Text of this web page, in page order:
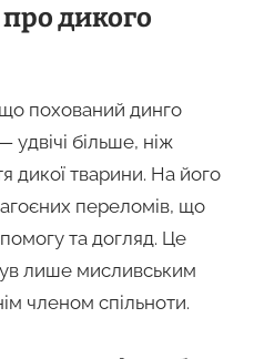
про дикого
похований динго
удвічі більше, ніж
дикої тварини. На його
переломів, що
та догляд. Це
лише мисливським
членом спільноти.